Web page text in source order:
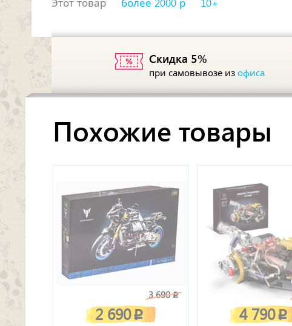
Этот товар более 2000 р 10+
Скидка 5%
при самовывозе изофиса
Похожие товары
3 690p
2 690p 4 790p